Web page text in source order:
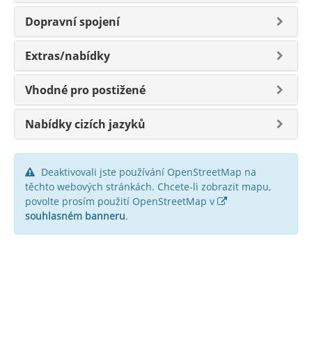
Dopravní spojení
Extras/nabídky
Vhodné pro postižené
Nabídky cizích jazyků
Deaktivovali jste používání OpenStreetMap na
těchto webových stránkách. Chcete-li zobrazit mapu,
povolte prosím použití OpenStreetMap v
souhlasném banneru.